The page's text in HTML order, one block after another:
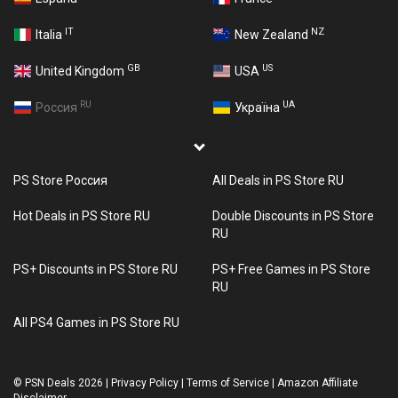
Italia IT New Zealand NZ
United Kingdom GB USA US
Россия RU Україна UA
PS Store Россия All Deals in PS Store RU
Hot Deals in PS Store RU
Double Discounts in PS Store
RU
PS+ Discounts in PS Store RU
PS+ Free Games in PS Store
RU
All PS4 Games in PS Store RU
© PSN Deals 2026 Privacy Policy Terms of Service
Amazon Affiliate